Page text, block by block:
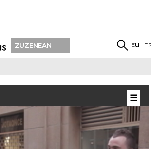
ZUZENEAN EU
☰